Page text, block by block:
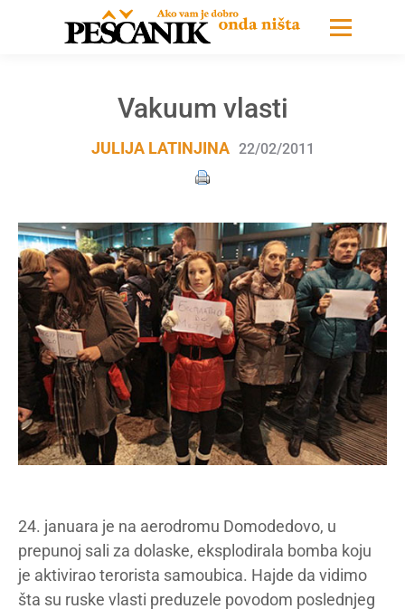
Vakuum vlasti
JULIJA LATINJINA 22/02/2011
24. januara je na aerodromu Domodedovo, u
prepunoj sali za dolaske, eksplodirala bomba koju
je aktivirao terorista samoubica. Hajde da vidimo
šta su ruske vlasti preduzele povodom poslednjeg